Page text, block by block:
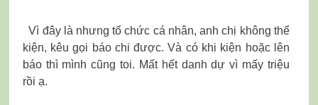
Vì đây là nhưng tổ chức cá nhân, anh chị không thể
kiện, kêu gọi báo chi được. Và có khi kiện hoặc lên
báo thì mình cũng toi. Mất hết danh dự vì mấy triệu
rồi ạ.